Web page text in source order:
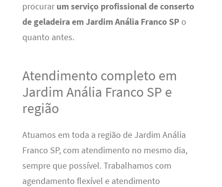
procurar um serviço profissional de conserto
de geladeira em Jardim Anália Franco SP o
quanto antes.
Atendimento completo em
Jardim Anália Franco SP e
região
Atuamos em toda a região de Jardim Anália
Franco SP, com atendimento no mesmo dia,
sempre que possível. Trabalhamos com
agendamento flexível e atendimento